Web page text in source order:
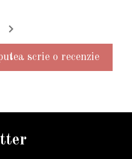
scrie o recenzie